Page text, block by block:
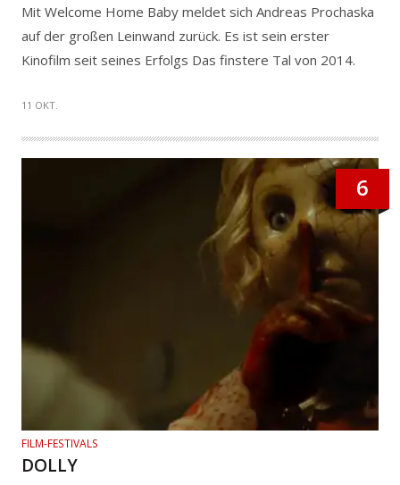
Mit Welcome Home Baby meldet sich Andreas Prochaska
auf der großen Leinwand zurück. Es ist sein erster
Kinofilm seit seines Erfolgs Das finstere Tal von 2014.
11 OKT.
6
FILM-FESTIVALS
DOLLY